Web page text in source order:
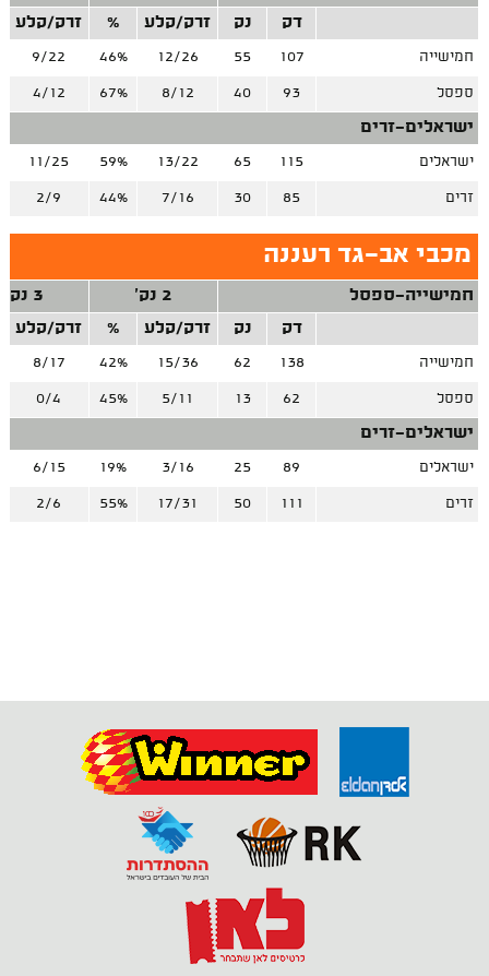
דק
נק זרק/קלע % זרק/קלע
חמישייה 107
55
12/26
46%
9/22
ספסל 93
40
8/12
67%
4/12
ישראלים-זרים
ישראלים 115
65
13/22
59%
11/25
זרים 85
30
7/16
44%
2/9
מכבי אב־גד רעננה
חמישייה-ספסל 2 נק'
3 נק'
דק
נק זרק/קלע % זרק/קלע
חמישייה 138
62
15/36
42%
8/17
ספסל 62
13
5/11
45%
0/4
ישראלים-זרים
ישראלים 89
25
3/16
19%
6/15
זרים 111
50
17/31
55%
2/6